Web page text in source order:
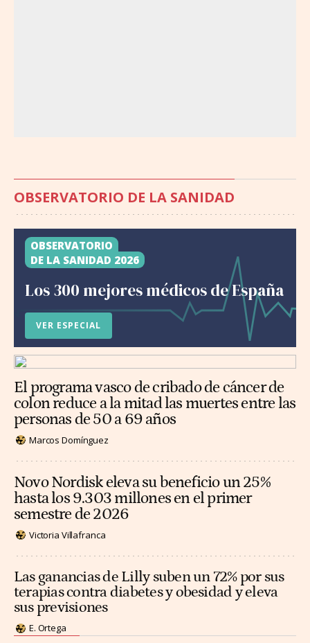
OBSERVATORIO DE LA SANIDAD
OBSERVATORIO
DE LA SANIDAD 2026
Los 300 mejores médicos de España
VER ESPECIAL
El programa vasco de cribado de cáncer de
colon reduce a la mitad las muertes entre las
personas de 50 a 69 años
Marcos Domínguez
Novo Nordisk eleva su beneficio un 25%
hasta los 9.303 millones en el primer
semestre de 2026
Victoria Villafranca
Las ganancias de Lilly suben un 72% por sus
terapias contra diabetes y obesidad y eleva
sus previsiones
E. Ortega